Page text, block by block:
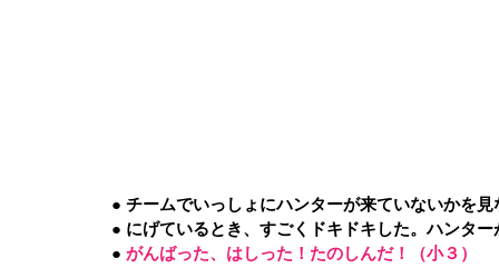
● チームでいっしょにハンターが来ていないかを
● にげているとき、すごくドキドキした。ハンタ
● がんばった、はしった！たのしんだ！（小３）